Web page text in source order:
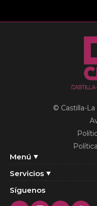
Menú
Servicios
© Castilla-
Síguenos